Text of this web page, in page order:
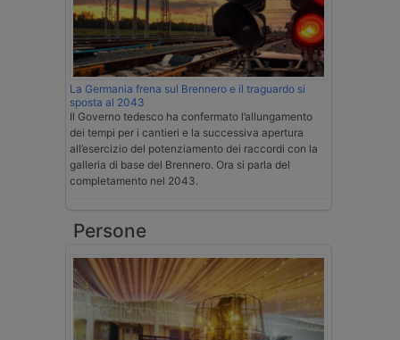
La Germania frena sul Brennero e il traguardo si
sposta al 2043
Il Governo tedesco ha confermato l’allungamento
dei tempi per i cantieri e la successiva apertura
all’esercizio del potenziamento dei raccordi con la
galleria di base del Brennero. Ora si parla del
completamento nel 2043.
Persone